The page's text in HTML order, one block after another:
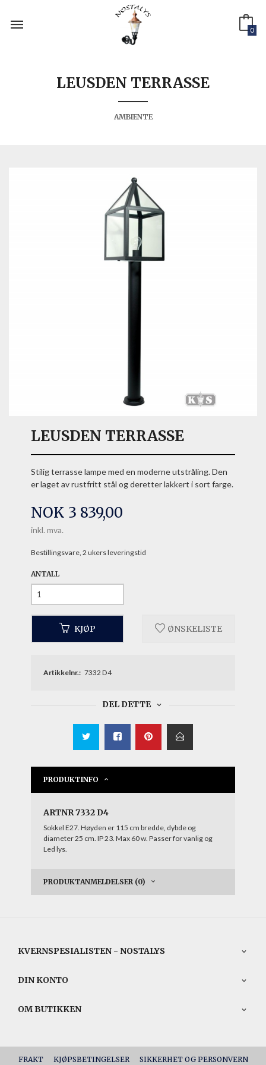
innholdet
0
LEUSDEN TERRASSE
AMBIENTE
LEUSDEN TERRASSE
Stilig terrasse lampe med en moderne utstråling. Den
er laget av rustfritt stål og deretter lakkert i sort farge.
Pris
NOK 3 839,00
inkl. mva.
Bestillingsvare, 2 ukers leveringstid
ANTALL
KJØP ØNSKELISTE
Artikkelnr.: 7332 D4
DEL DETTE
PRODUKTINFO
ARTNR 7332 D4
Sokkel E27. Høyden er 115 cm bredde, dybde og
diameter 25 cm. IP 23. Max 60 w. Passer for vanlig og
Led lys.
PRODUKTANMELDELSER (0)
KVERNSPESIALISTEN - NOSTALYS
DIN KONTO
OM BUTIKKEN
FRAKT KJØPSBETINGELSER SIKKERHET OG PERSONVERN